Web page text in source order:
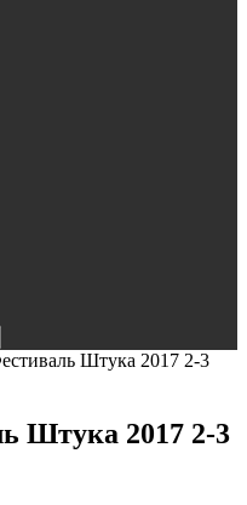
Штука 2017 2-3
Штука 2017 2-3